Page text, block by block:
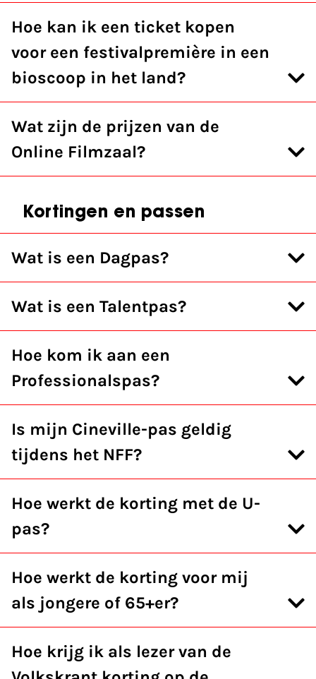
Hoe kan ik een ticket kopen
voor een festivalpremière in een
bioscoop in het land?
Wat zijn de prijzen van de
Online Filmzaal?
Kortingen en passen
Wat is een Dagpas?
Wat is een Talentpas?
Hoe kom ik aan een
Professionalspas?
Is mijn Cineville-pas geldig
tijdens het NFF?
Hoe werkt de korting met de U-
pas?
Hoe werkt de korting voor mij
als jongere of 65+er?
Hoe krijg ik als lezer van de